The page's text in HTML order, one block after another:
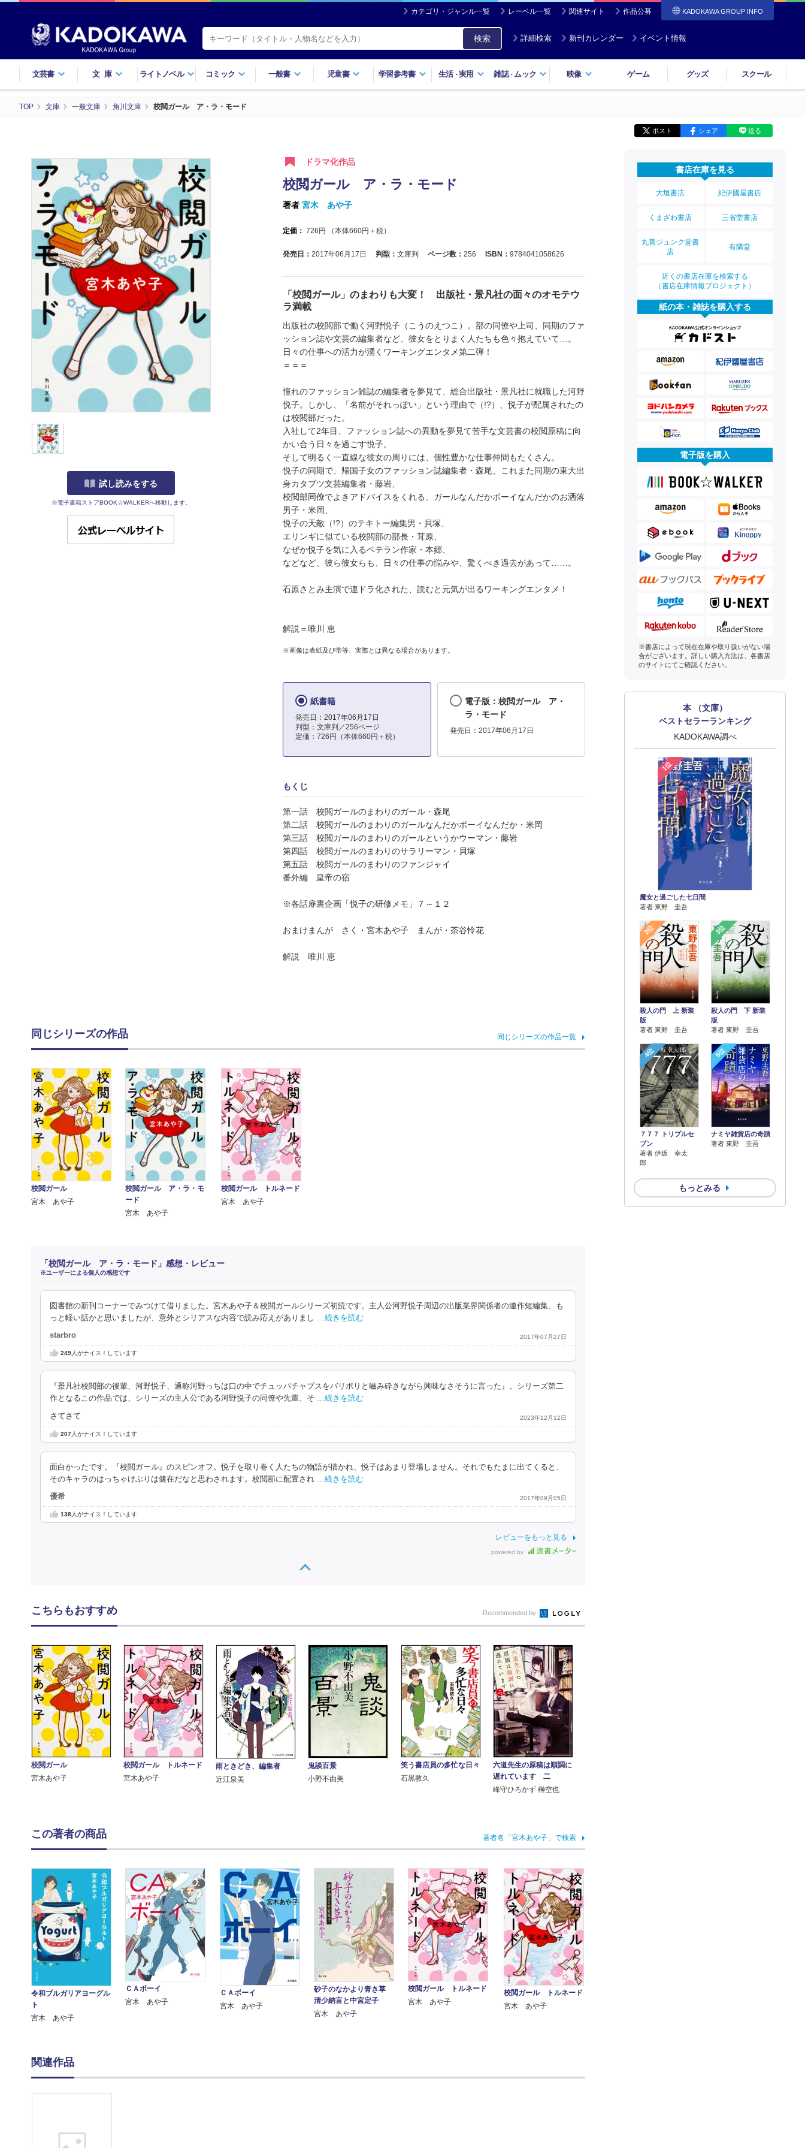
カテゴリ・ジャンル一覧 レーベル一覧 関連サイト 作品公募 KADOKAWA GROUP INFO
検索 詳細検索 新刊カレンダー イベント情報
文芸書 文庫 ライトノベル コミック 一般書 児童書 学習参考書 生活・実用 雑誌・ ムック 映像 ゲーム グッズ スクール
TOP 文庫 一般文庫 角川文庫 校閲ガール ア・ラ・モード
ポスト シェア 送る
試し読みをする
※電子書籍ストアBOOK☆WALKERへ移動します。
ドラマ化作品
校閲ガール ア・ラ・モード
著者 宮木 あや子
定価： 726 円 （本体660円＋税）
発売日： 2017年06月17日 判型： 文庫判 ページ数： 256 ISBN： 9784041058626
「校閲ガール」のまわりも大変！ 出版社・景凡社の面々のオモテウ
ラ満載
出版社の校閲部で働く河野悦子（こうのえつこ）。部の同僚や上司、同期のファ
ッション誌や文芸の編集者など、彼女をとりまく人たちも色々抱えていて…。
日々の仕事への活力が湧くワーキングエンタメ第二弾！
＝＝＝
憧れのファッション雑誌の編集者を夢見て、総合出版社・景凡社に就職した河野
悦子。しかし、「名前がそれっぽい」という理由で（!?）、悦子が配属されたの
は校閲部だった。
入社して2年目、ファッション誌への異動を夢見て苦手な文芸書の校閲原稿に向
かい合う日々を過ごす悦子。
そして明るく一直線な彼女の周りには、個性豊かな仕事仲間もたくさん。
悦子の同期で、帰国子女のファッション誌編集者・森尾、これまた同期の東大出
身カタブツ文芸編集者・藤岩、
校閲部同僚でよきアドバイスをくれる、ガールなんだかボーイなんだかのお洒落
男子・米岡、
悦子の天敵（!?）のテキトー編集男・貝塚、
エリンギに似ている校閲部の部長・茸原、
なぜか悦子を気に入るベテラン作家・本郷、
などなど、彼ら彼女らも、日々の仕事の悩みや、驚くべき過去があって……。
石原さとみ主演で連ドラ化された、読むと元気が出るワーキングエンタメ！
解説＝唯川 恵
※画像は表紙及び帯等、実際とは異なる場合があります。
紙書籍
発売日：2017年06月17日
判型：文庫判／256ページ
定価：726円（本体660円＋税）
電子版：校閲ガール ア・
ラ・モード
発売日：2017年06月17日
もくじ
第一話 校閲ガールのまわりのガール・森尾
第二話 校閲ガールのまわりのガールなんだかボーイなんだか・米岡
第三話 校閲ガールのまわりのガールというかウーマン・藤岩
第四話 校閲ガールのまわりのサラリーマン・貝塚
第五話 校閲ガールのまわりのファンジャイ
番外編 皇帝の宿
※各話扉裏企画「悦子の研修メモ」７～１２
おまけまんが さく・宮木あや子 まんが・茶谷怜花
解説 唯川 恵
同じシリーズの作品 同じシリーズの作品一覧
校閲ガール
宮木 あや子
校閲ガール ア・ラ・モ
ード
宮木 あや子
校閲ガール トルネード
宮木 あや子
「校閲ガール ア・ラ・モード」感想・レビュー
※ユーザーによる個人の感想です
図書館の新刊コーナーでみつけて借りました。宮木あや子＆校閲ガールシリーズ初読です。主人公河野悦子周辺の出版業界関係者の連作短編集、も
っと軽い話かと思いましたが、意外とシリアスな内容で読み応えがありまし
…続きを読む
starbro 2017年07月27日
249人がナイス！しています
『景凡社校閲部の後輩、河野悦子、通称河野っちは口の中でチュッパチャプスをバリボリと嚙み砕きながら興味なさそうに言った』。シリーズ第二
作となるこの作品では、シリーズの主人公である河野悦子の同僚や先輩、そ …続きを読む
さてさて 2023年12月12日
207人がナイス！しています
面白かったです。『校閲ガール』のスピンオフ。悦子を取り巻く人たちの物語が描かれ、悦子はあまり登場しません。それでもたまに出てくると、
そのキャラのはっちゃけぶりは健在だなと思わされます。校閲部に配置され …続きを読む
優希 2017年09月05日
138人がナイス！しています
レビューをもっと見る
powered by
書店在庫を見る
大垣書店 紀伊國屋書店
くまざわ書店 三省堂書店
丸善ジュンク堂書
店
有隣堂
近くの書店在庫を検索する
（書店在庫情報プロジェクト）
紙の本・雑誌を購入する
電子版を購入
※書店によって現在在庫や取り扱いがない場
合がございます。詳しい購入方法は、各書店
のサイトにてご確認ください。
本 （文庫）
ベストセラーランキング
KADOKAWA調べ
1位
魔女と過ごした七日間
著者 東野 圭吾
2位
殺人の門 上 新装
版
著者 東野 圭吾
3位
殺人の門 下 新装
版
著者 東野 圭吾
4位
７７７ トリプルセ
ブン
著者 伊坂 幸太
郎
5位
ナミヤ雑貨店の奇蹟
著者 東野 圭吾
もっとみる
こちらもおすすめ Recommended by
校閲ガール
宮木あや子
校閲ガール トルネード
宮木あや子
雨ときどき、編集者
近江泉美
鬼談百景
小野不由美
笑う書店員の多忙な日々
石黒敦久
六道先生の原稿は順調に
遅れています 二
峰守ひろかず 榊空也
この著者の商品 著者名「宮木あや子」で検索
令和ブルガリアヨーグル
ト
宮木 あや子
ＣＡボーイ
宮木 あや子
ＣＡボーイ
宮木 あや子
砂子のなかより青き草
清少納言と中宮定子
宮木 あや子
校閲ガール トルネード
宮木 あや子
校閲ガール トルネード
宮木 あや子
関連作品